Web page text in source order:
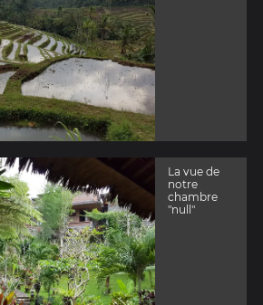
La vue de
notre
chambre
"null"